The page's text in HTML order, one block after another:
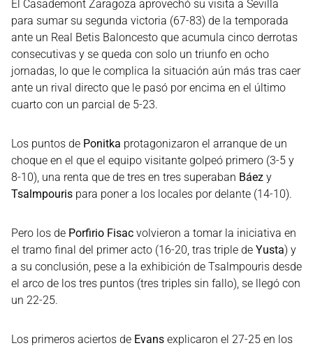
El Casademont Zaragoza aprovechó su visita a Sevilla
para sumar su segunda victoria (67-83) de la temporada
ante un Real Betis Baloncesto que acumula cinco derrotas
consecutivas y se queda con solo un triunfo en ocho
jornadas, lo que le complica la situación aún más tras caer
ante un rival directo que le pasó por encima en el último
cuarto con un parcial de 5-23.
Los puntos de Ponitka protagonizaron el arranque de un
choque en el que el equipo visitante golpeó primero (3-5 y
8-10), una renta que de tres en tres superaban Báez y
Tsalmpouris para poner a los locales por delante (14-10).
Pero los de Porfirio Fisac volvieron a tomar la iniciativa en
el tramo final del primer acto (16-20, tras triple de Yusta) y
a su conclusión, pese a la exhibición de Tsalmpouris desde
el arco de los tres puntos (tres triples sin fallo), se llegó con
un 22-25.
Los primeros aciertos de Evans explicaron el 27-25 en los